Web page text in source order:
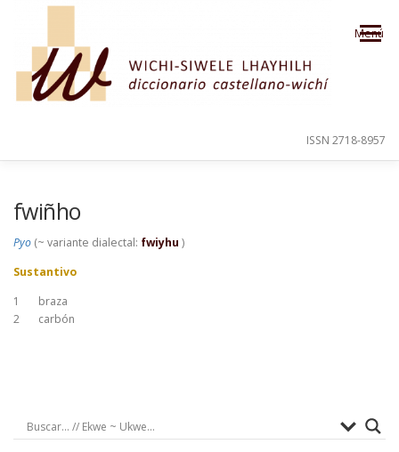
Saltar al contenido
Menú
ISSN 2718-8957
fwiñho
Pyo (~ variante dialectal: fwiyhu )
Sustantivo
1
braza
2
carbón